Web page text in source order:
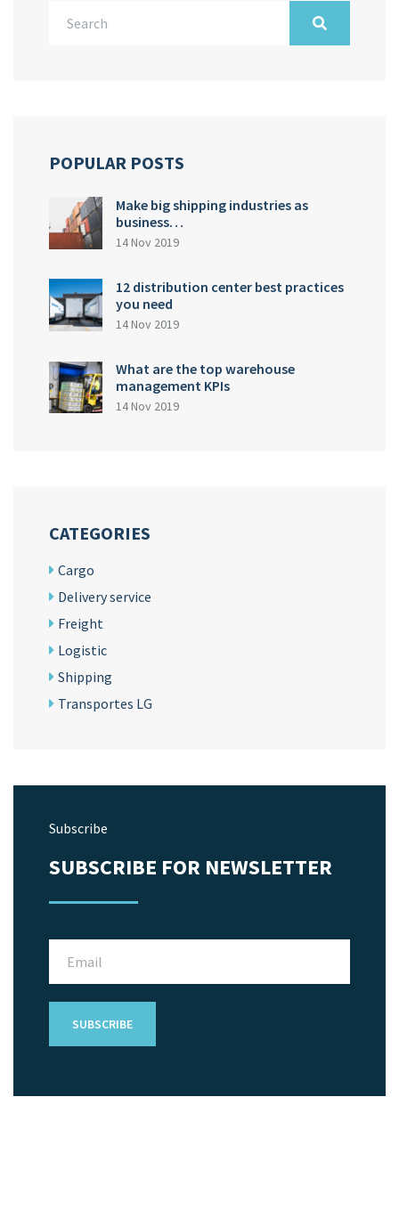
POPULAR POSTS
Make big shipping industries as
business…
14 Nov 2019
12 distribution center best practices
you need
14 Nov 2019
What are the top warehouse
management KPIs
14 Nov 2019
CATEGORIES
Cargo
Delivery service
Freight
Logistic
Shipping
Transportes LG
Subscribe
SUBSCRIBE FOR NEWSLETTER